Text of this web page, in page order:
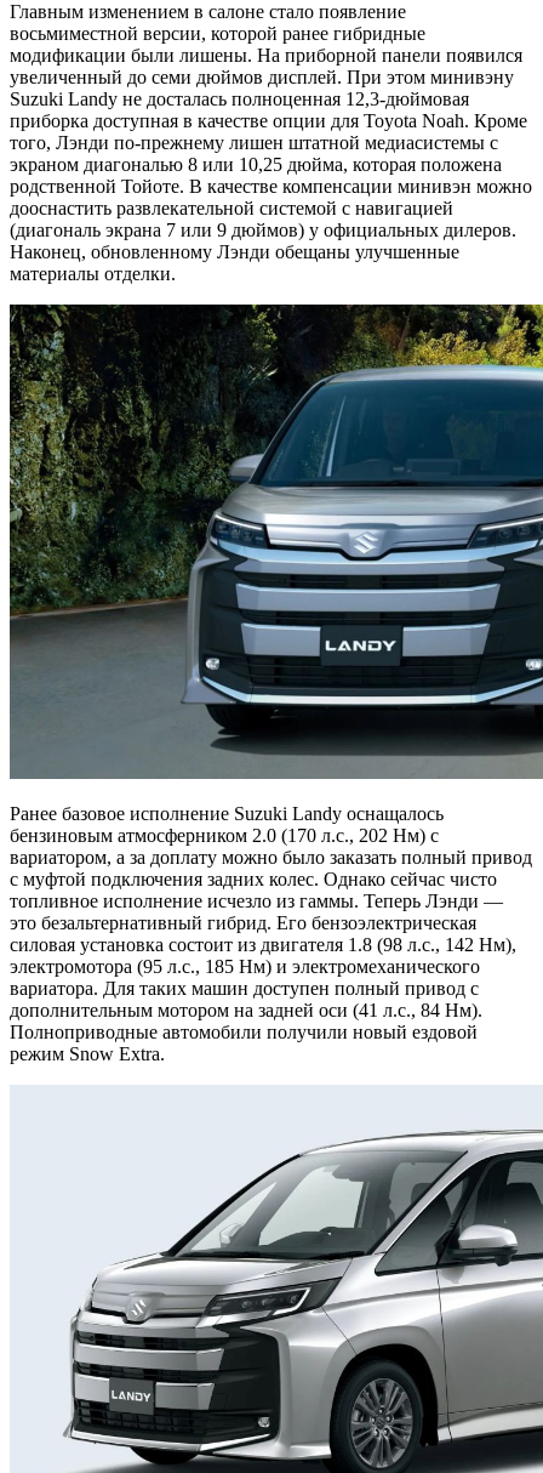
Главным изменением в салоне стало появление
восьмиместной версии, которой ранее гибридные
модификации были лишены. На приборной панели появился
увеличенный до семи дюймов дисплей. При этом минивэну
Suzuki Landy не досталась полноценная 12,3-дюймовая
приборка доступная в качестве опции для Toyota Noah. Кроме
того, Лэнди по-прежнему лишен штатной медиасистемы с
экраном диагональю 8 или 10,25 дюйма, которая положена
родственной Тойоте. В качестве компенсации минивэн можно
дооснастить развлекательной системой с навигацией
(диагональ экрана 7 или 9 дюймов) у официальных дилеров.
Наконец, обновленному Лэнди обещаны улучшенные
материалы отделки.
Ранее базовое исполнение Suzuki Landy оснащалось
бензиновым атмосферником 2.0 (170 л.с., 202 Нм) с
вариатором, а за доплату можно было заказать полный привод
с муфтой подключения задних колес. Однако сейчас чисто
топливное исполнение исчезло из гаммы. Теперь Лэнди —
это безальтернативный гибрид. Его бензоэлектрическая
силовая установка состоит из двигателя 1.8 (98 л.с., 142 Нм),
электромотора (95 л.с., 185 Нм) и электромеханического
вариатора. Для таких машин доступен полный привод с
дополнительным мотором на задней оси (41 л.с., 84 Нм).
Полноприводные автомобили получили новый ездовой
режим Snow Extra.